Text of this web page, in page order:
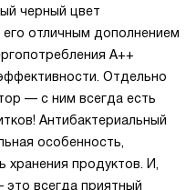
черный цвет
отличным дополнением
A++
Отдельно
— с ним всегда есть
Антибактериальный
особенность,
продуктов. И,
это всегда приятный